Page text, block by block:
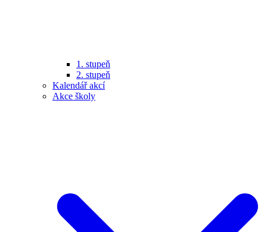
1. stupeň
2. stupeň
Kalendář akcí
Akce školy